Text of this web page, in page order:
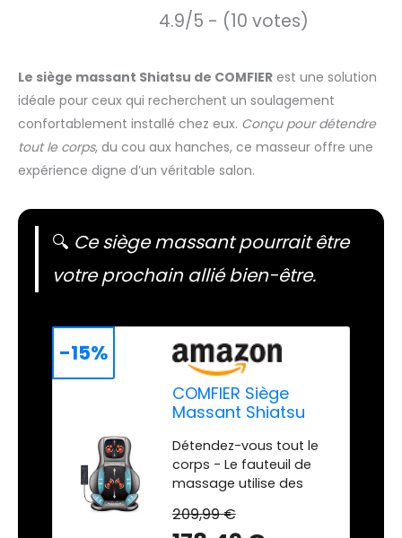
4.9/5 - (10 votes)
Le siège massant Shiatsu de COMFIER est une solution
idéale pour ceux qui recherchent un soulagement
confortablement installé chez eux. Conçu pour détendre
tout le corps, du cou aux hanches, ce masseur offre une
expérience digne d’un véritable salon.
🔍 Ce siège massant pourrait être
votre prochain allié bien-être.
COMFIER Siège
Massant Shiatsu
Masseur de Dos
Complet à Pétrir
2D/3D avec Chaleur
et Compresse
réglable, Fauteuil
Détendez-vous tout le
corps - Le fauteuil de
massage utilise des
shiatsu, de roulement,
209,99 €
-15%